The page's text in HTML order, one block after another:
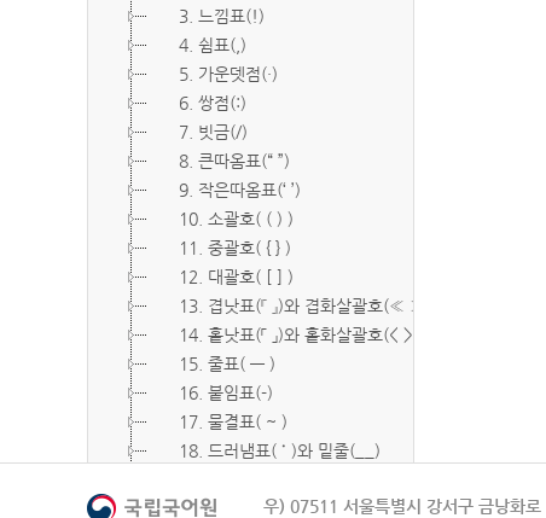
3. 느낌표(!)
4. 쉼표(,)
5. 가운뎃점(·)
6. 쌍점(:)
7. 빗금(/)
8. 큰따옴표(“ ”)
9. 작은따옴표(‘ ’)
10. 소괄호( ( ) )
11. 중괄호( { } )
12. 대괄호( [ ] )
13. 겹낫표(『 』)와 겹화살괄호(≪ ≫)
14. 홑낫표(「 」)와 홑화살괄호(< >)
15. 줄표( ― )
16. 붙임표(-)
17. 물결표( ~ )
18. 드러냄표( ˙ )와 밑줄(__)
20. 빠짐표( □ )우) 07511 서울특별시 강서구 금낭화